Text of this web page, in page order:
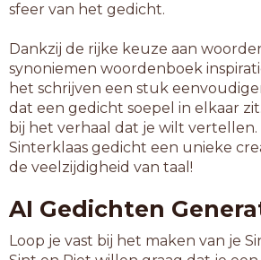
sfeer van het gedicht.
Dankzij de rijke keuze aan
synoniemen woordenboek
het schrijven een stuk
dat een gedicht soepel in elkaar
bij het verhaal dat je wilt
Sinterklaas gedicht een unieke
de veelzijdigheid van taal!
AI Gedichten
Loop je vast bij het maken van je